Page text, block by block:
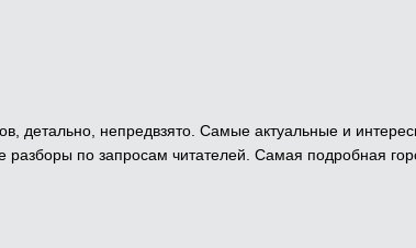
детально, непредвзято. Самые актуальные и
разборы по запросам читателей. Самая подробная